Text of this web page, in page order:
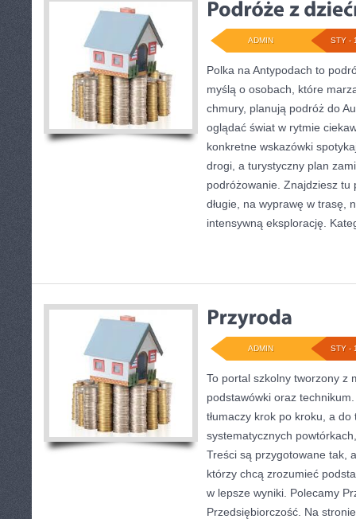
STY -
ADMIN
Polka na Antypodach to
myślą o osobach, które
chmury, planują podróż do
oglądać świat w rytmie
konkretne wskazówki
drogi, a turystyczny plan
podróżowanie. Znajdziesz tu
długie, na wyprawę w trasę,
intensywną eksplorację.
STY -
ADMIN
To portal szkolny tworzony z
podstawówki oraz
tłumaczy krok po kroku, a
systematycznych
Treści są przygotowane tak,
którzy chcą zrozumieć
w lepsze wyniki. Polecamy
Przedsiębiorczość. Na